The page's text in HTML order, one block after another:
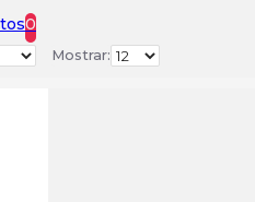
0
Mostrar: